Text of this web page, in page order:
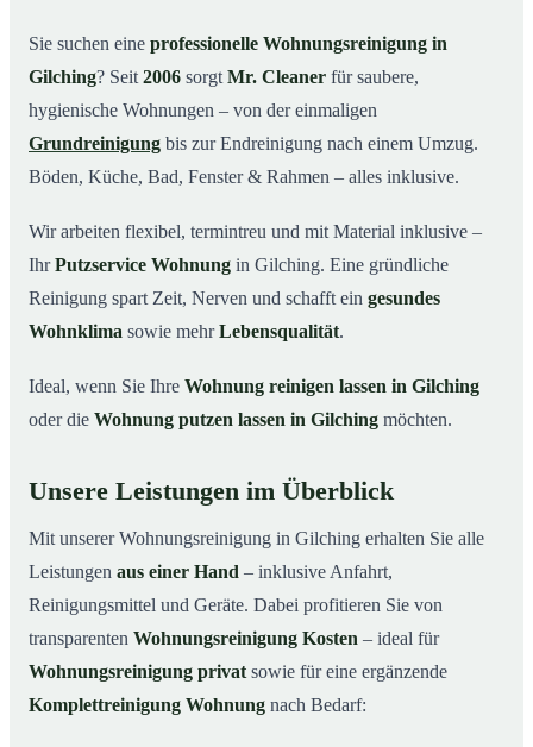
03Warum Mr. Cleaner in Gilching?
04So funktioniert’s
05Typische Anlässe für eine Wohnungsreinigung
08So reinigen unsere Profis Ihre Wohnung in
Gilching
Sie suchen eine professionelle Wohnungsreinigung in
Gilching? Seit 2006 sorgt Mr. Cleaner für saubere,
hygienische Wohnungen – von der einmaligen
Grundreinigung bis zur Endreinigung nach einem Umzug.
Böden, Küche, Bad, Fenster & Rahmen – alles inklusive.
Wir arbeiten flexibel, termintreu und mit Material inklusive –
IhrPutzservice Wohnung in Gilching. Eine gründliche
Reinigung spart Zeit, Nerven und schafft ein gesundes
Wohnklima sowie mehrLebensqualität.
Ideal, wenn Sie Ihre Wohnung reinigen lassen in Gilching
oder die Wohnung putzen lassen in Gilching möchten.
Unsere Leistungen im Überblick
Mit unserer Wohnungsreinigung in Gilching erhalten Sie alle
Leistungen aus einer Hand – inklusive Anfahrt,
Reinigungsmittel und Geräte. Dabei profitieren Sie von
transparenten Wohnungsreinigung Kosten – ideal für
Wohnungsreinigung privat sowie für eine ergänzende
Komplettreinigung Wohnung nach Bedarf: